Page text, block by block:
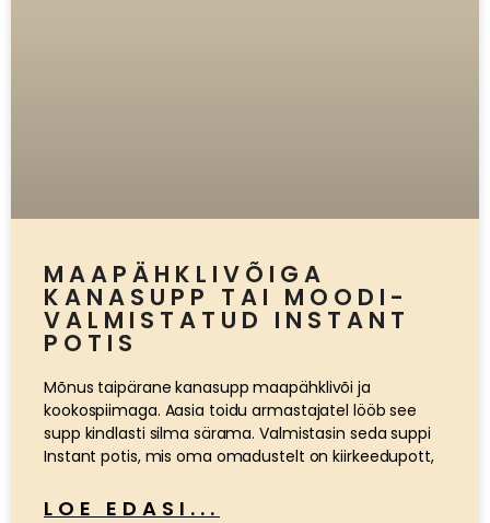
MAAPÄHKLIVÕIGA
KANASUPP TAI MOODI-
VALMISTATUD INSTANT
POTIS
Mõnus taipärane kanasupp maapähklivõi ja
kookospiimaga. Aasia toidu armastajatel lööb see
supp kindlasti silma särama. Valmistasin seda suppi
Instant potis, mis oma omadustelt on kiirkeedupott,
LOE EDASI...